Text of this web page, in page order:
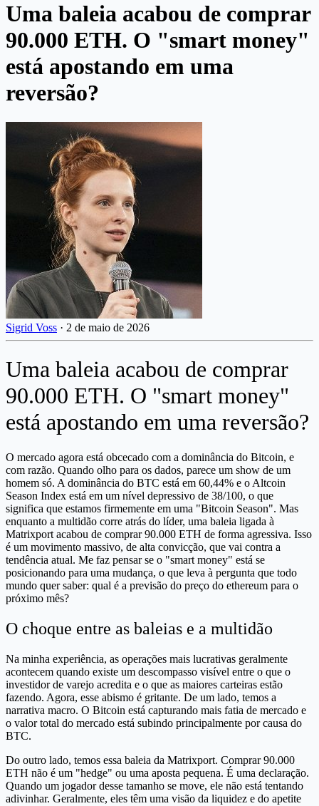
Uma baleia acabou de comprar
90.000 ETH. O "smart money"
está apostando em uma
reversão?
Sigrid Voss · 2 de maio de 2026
Uma baleia acabou de comprar
90.000 ETH. O "smart money"
está apostando em uma reversão?
O mercado agora está obcecado com a dominância do Bitcoin, e
com razão. Quando olho para os dados, parece um show de um
homem só. A dominância do BTC está em 60,44% e o Altcoin
Season Index está em um nível depressivo de 38/100, o que
significa que estamos firmemente em uma "Bitcoin Season". Mas
enquanto a multidão corre atrás do líder, uma baleia ligada à
Matrixport acabou de comprar 90.000 ETH de forma agressiva. Isso
é um movimento massivo, de alta convicção, que vai contra a
tendência atual. Me faz pensar se o "smart money" está se
posicionando para uma mudança, o que leva à pergunta que todo
mundo quer saber: qual é a previsão do preço do ethereum para o
próximo mês?
O choque entre as baleias e a multidão
Na minha experiência, as operações mais lucrativas geralmente
acontecem quando existe um descompasso visível entre o que o
investidor de varejo acredita e o que as maiores carteiras estão
fazendo. Agora, esse abismo é gritante. De um lado, temos a
narrativa macro. O Bitcoin está capturando mais fatia de mercado e
o valor total do mercado está subindo principalmente por causa do
BTC.
Do outro lado, temos essa baleia da Matrixport. Comprar 90.000
ETH não é um "hedge" ou uma aposta pequena. É uma declaração.
Quando um jogador desse tamanho se move, ele não está tentando
adivinhar. Geralmente, eles têm uma visão da liquidez e do apetite